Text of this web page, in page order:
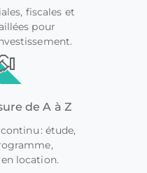
fiscales et
pour
de A à Z
: étude,
location.